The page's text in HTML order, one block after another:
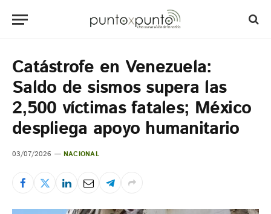
Catástrofe en Venezuela:
Saldo de sismos supera las
2,500 víctimas fatales; México
despliega apoyo humanitario
03/07/2026 NACIONAL